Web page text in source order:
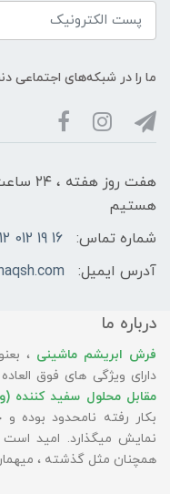
ما را در شبکه‌های اجتماعی
هفت
هستیم
شماره تماس:
16 19 012 0912 - 52 14 00 77 021
آدرس ایمیل:
درباره ما
فرش ابریشم ماشینی ،
دارای ویژگی های فوق
مقابل محلول سفید کننده
بکار رفته نامحدود بوده
نمایش میگذارد. امید
همچنان مثل گذشته ،